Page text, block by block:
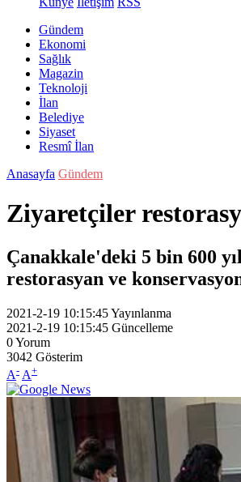
Gündem
Ekonomi
Sağlık
Magazin
Teknoloji
İlan
Belediye
Siyaset
Resmî İlan
Anasayfa Gündem
Ziyaretçiler
Çanakkale'deki 5 bin 600
restorasyan ve
2021-2-19 10:15:45Yayınlanma
2021-2-19 10:15:45 Güncelleme
0Yorum
3042 Gösterim
A- A+